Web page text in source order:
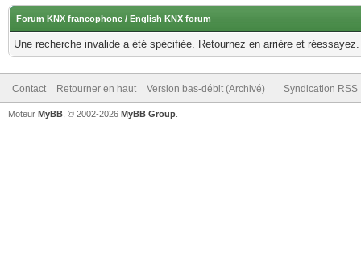
Forum KNX francophone / English KNX forum
Une recherche invalide a été spécifiée. Retournez en arrière et réessayez.
Contact Retourner en haut Version bas-débit (Archivé) Syndication RSS
Moteur MyBB , © 2002-2026 MyBB Group